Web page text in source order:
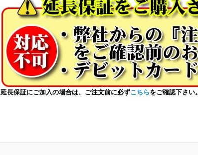
延長保証にご加入の場合は、ご注文前に必ずこちらをご確認下さい